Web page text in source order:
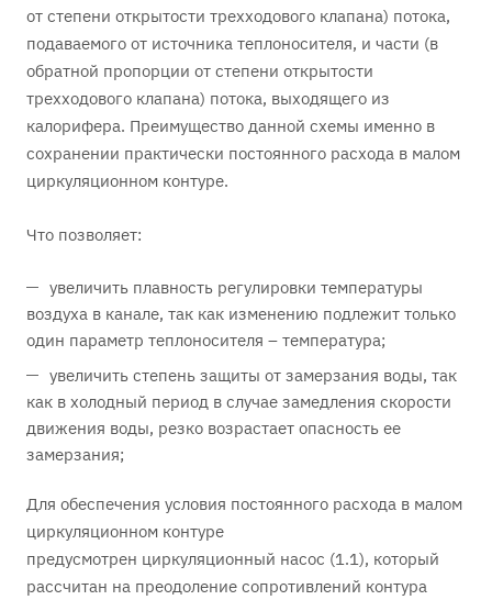
от степени открытости трехходового клапана) потока,
подаваемого от источника теплоносителя, и части (в
обратной пропорции от степени открытости
трехходового клапана) потока, выходящего из
калорифера. Преимущество данной схемы именно в
сохранении практически постоянного расхода в малом
циркуляционном контуре.
Что позволяет:
увеличить плавность регулировки температуры
воздуха в канале, так как изменению подлежит только
один параметр теплоносителя – температура;
увеличить степень защиты от замерзания воды, так
как в холодный период в случае замедления скорости
движения воды, резко возрастает опасность ее
замерзания;
Для обеспечения условия постоянного расхода в малом
циркуляционном контуре
предусмотрен циркуляционный насос (1.1), который
рассчитан на преодоление сопротивлений контура